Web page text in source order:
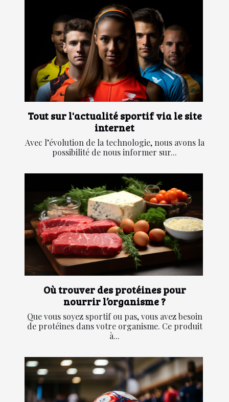
Tout sur l'actualité sportif via le site
internet
Avec l’évolution de la technologie, nous avons la
possibilité de nous informer sur...
Où trouver des protéines pour
nourrir l’organisme ?
Que vous soyez sportif ou pas, vous avez besoin
de protéines dans votre organisme. Ce produit
à...